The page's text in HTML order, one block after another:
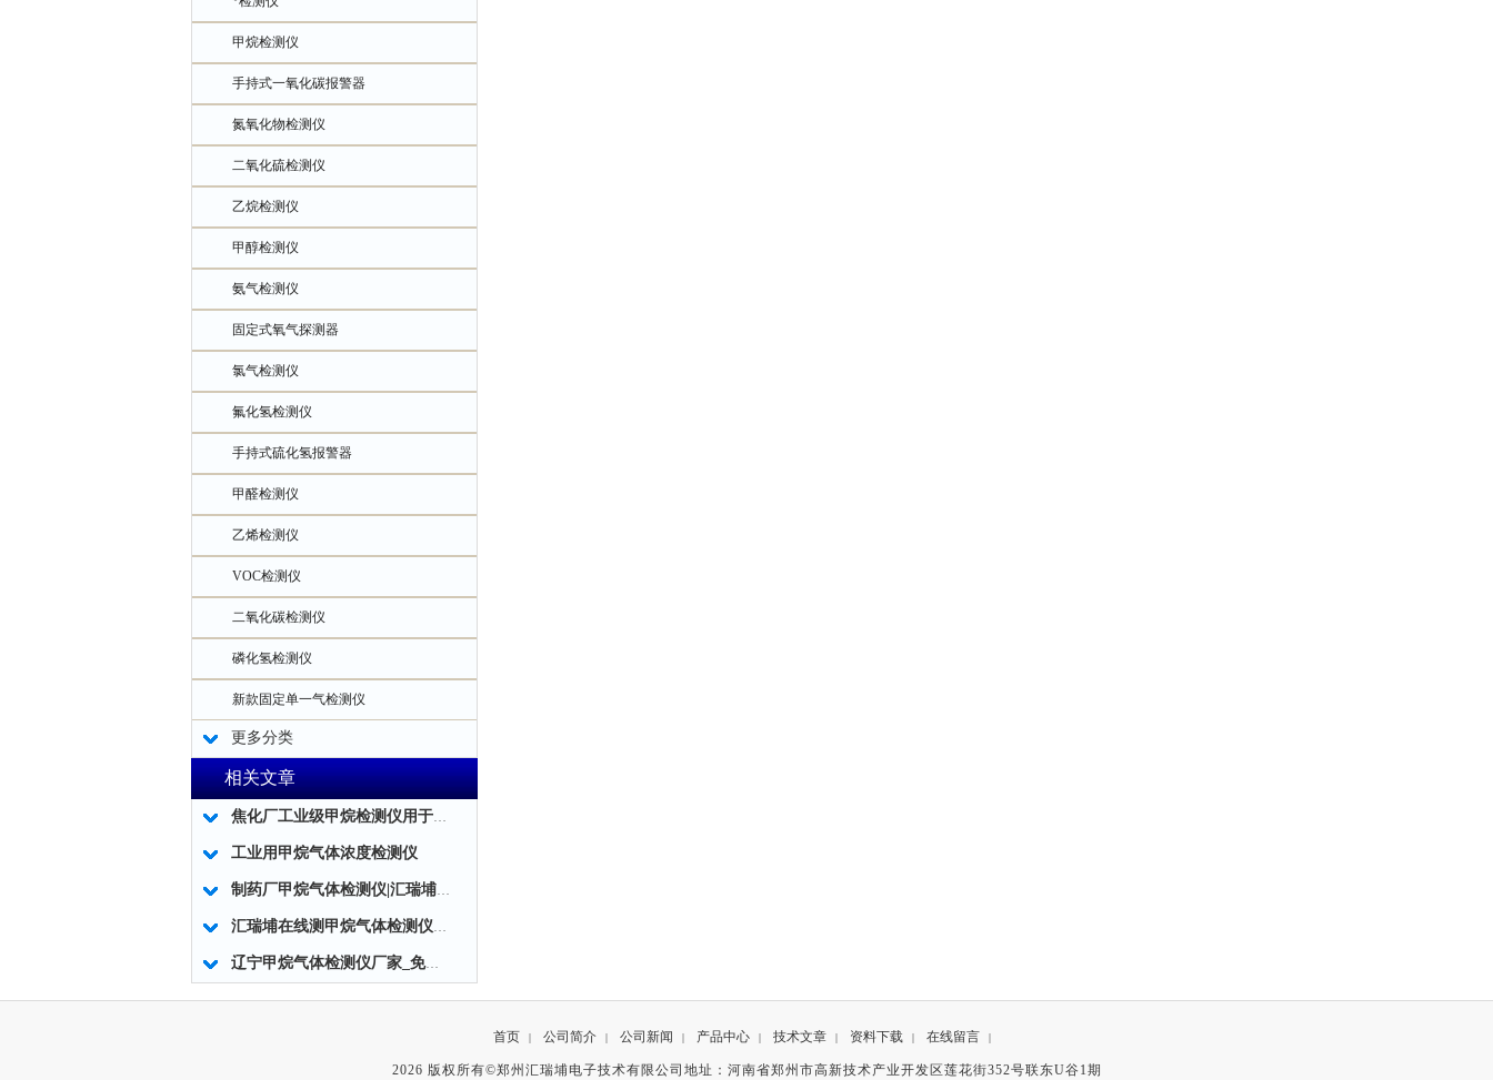
甲烷检测仪
手持式一氧化碳报警器
氮氧化物检测仪
二氧化硫检测仪
乙烷检测仪
甲醇检测仪
氨气检测仪
固定式氧气探测器
氯气检测仪
氟化氢检测仪
手持式硫化氢报警器
甲醛检测仪
乙烯检测仪
VOC检测仪
二氧化碳检测仪
磷化氢检测仪
新款固定单一气检测仪
更多分类
相关文章
焦化厂工业级甲烷检测仪用于煤气泄漏检测
工业用甲烷气体浓度检测仪
制药厂甲烷气体检测仪|汇瑞埔RS485固定式快速检测甲烷气体检测仪
汇瑞埔在线测甲烷气体检测仪浓度泄漏报警器
辽宁甲烷气体检测仪厂家_免费标定
首页 | 公司简介 | 公司新闻 | 产品中心 | 技术文章 | 资料下载 | 在线留言 |
2026 版权所有©郑州汇瑞埔电子技术有限公司地址：河南省郑州市高新技术产业开发区莲花街352号联东U谷1期